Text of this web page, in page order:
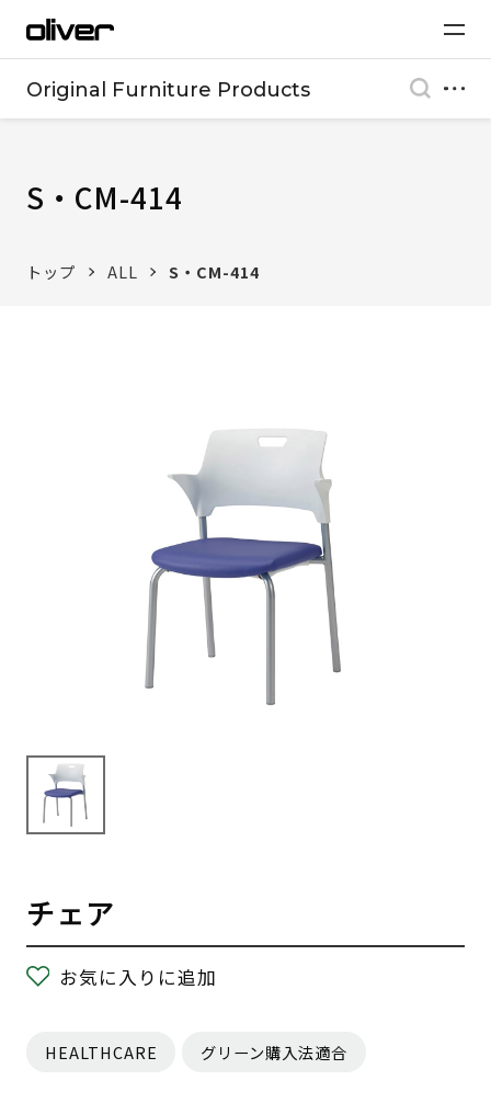
Original Furniture Products
S・CM-414
トップ ALL S・CM-414
チェア
お気に入りに追加
HEALTHCARE グリーン購入法適合